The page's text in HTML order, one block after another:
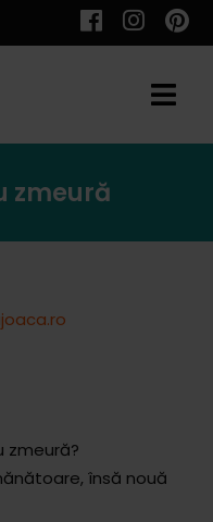
zmeură
zmeură?
însă nouă